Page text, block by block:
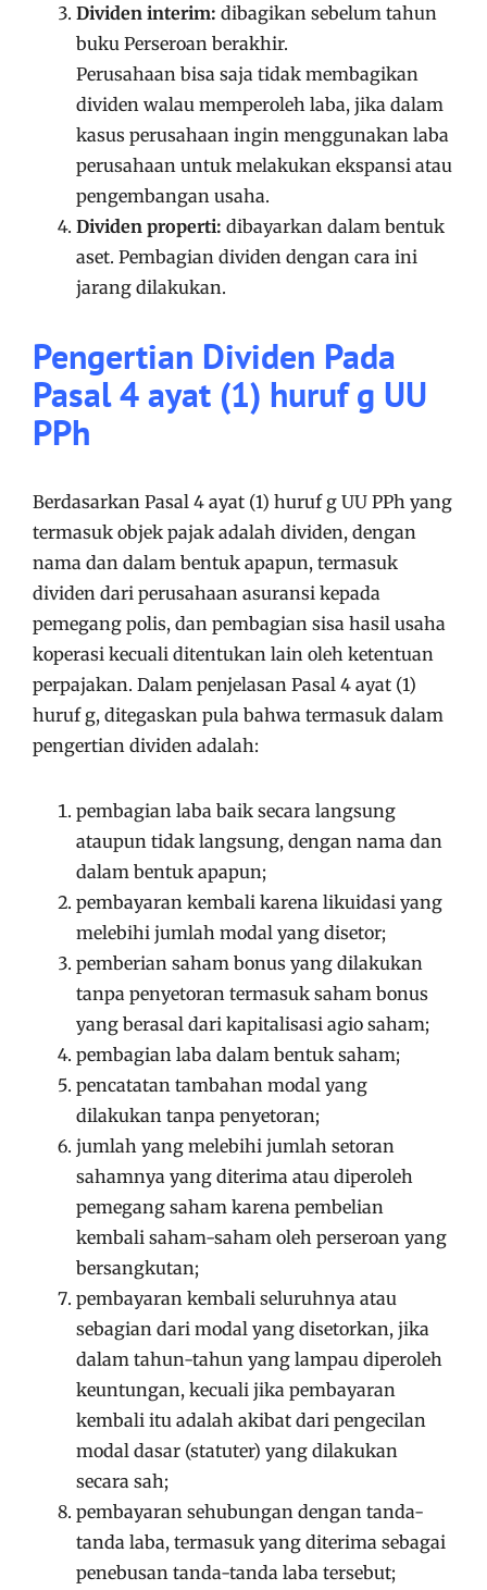
Dividen interim: dibagikan sebelum tahun
buku Perseroan berakhir.
Perusahaan bisa saja tidak membagikan
dividen walau memperoleh laba, jika dalam
kasus perusahaan ingin menggunakan laba
perusahaan untuk melakukan ekspansi atau
pengembangan usaha.
Dividen properti: dibayarkan dalam bentuk
aset. Pembagian dividen dengan cara ini
jarang dilakukan.
Pengertian Dividen Pada
Pasal 4 ayat (1) huruf g UU
PPh
Berdasarkan Pasal 4 ayat (1) huruf g UU PPh yang
termasuk objek pajak adalah dividen, dengan
nama dan dalam bentuk apapun, termasuk
dividen dari perusahaan asuransi kepada
pemegang polis, dan pembagian sisa hasil usaha
koperasi kecuali ditentukan lain oleh ketentuan
perpajakan. Dalam penjelasan Pasal 4 ayat (1)
huruf g, ditegaskan pula bahwa termasuk dalam
pengertian dividen adalah:
pembagian laba baik secara langsung
ataupun tidak langsung, dengan nama dan
dalam bentuk apapun;
pembayaran kembali karena likuidasi yang
melebihi jumlah modal yang disetor;
pemberian saham bonus yang dilakukan
tanpa penyetoran termasuk saham bonus
yang berasal dari kapitalisasi agio saham;
pembagian laba dalam bentuk saham;
pencatatan tambahan modal yang
dilakukan tanpa penyetoran;
jumlah yang melebihi jumlah setoran
sahamnya yang diterima atau diperoleh
pemegang saham karena pembelian
kembali saham-saham oleh perseroan yang
bersangkutan;
pembayaran kembali seluruhnya atau
sebagian dari modal yang disetorkan, jika
dalam tahun-tahun yang lampau diperoleh
keuntungan, kecuali jika pembayaran
kembali itu adalah akibat dari pengecilan
modal dasar (statuter) yang dilakukan
secara sah;
pembayaran sehubungan dengan tanda-
tanda laba, termasuk yang diterima sebagai
penebusan tanda-tanda laba tersebut;